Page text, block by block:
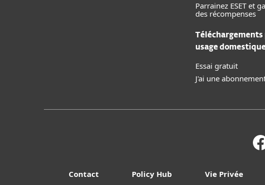
Parrainez ESET et
des récompenses
Téléchargements
usage
Essai gratuit
J'ai une
Contact Policy Hub Vie Privée